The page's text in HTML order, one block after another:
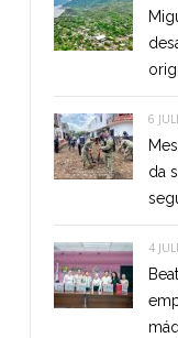
6
da
4